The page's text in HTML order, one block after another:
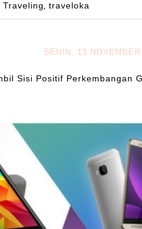
Traveling,traveloka
SENIN, 13
Sisi Positif Perkembangan